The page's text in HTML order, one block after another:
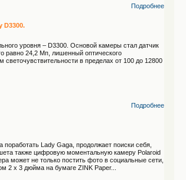
Подробнее
D3300.
уровня – D3300. Основой камеры стал датчик
равно 24,2 Мп, лишенный оптического
в пределах от 100 до 12800
Подробнее
Lady Gaga, продолжает поиски себя,
также цифровую моментальную камеру Polaroid
может не только постить фото в социальные сети,
2 х 3 дюйма на бумаге ZINK Paper...